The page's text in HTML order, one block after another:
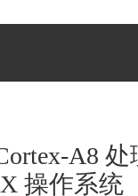
A8 处
操作系统